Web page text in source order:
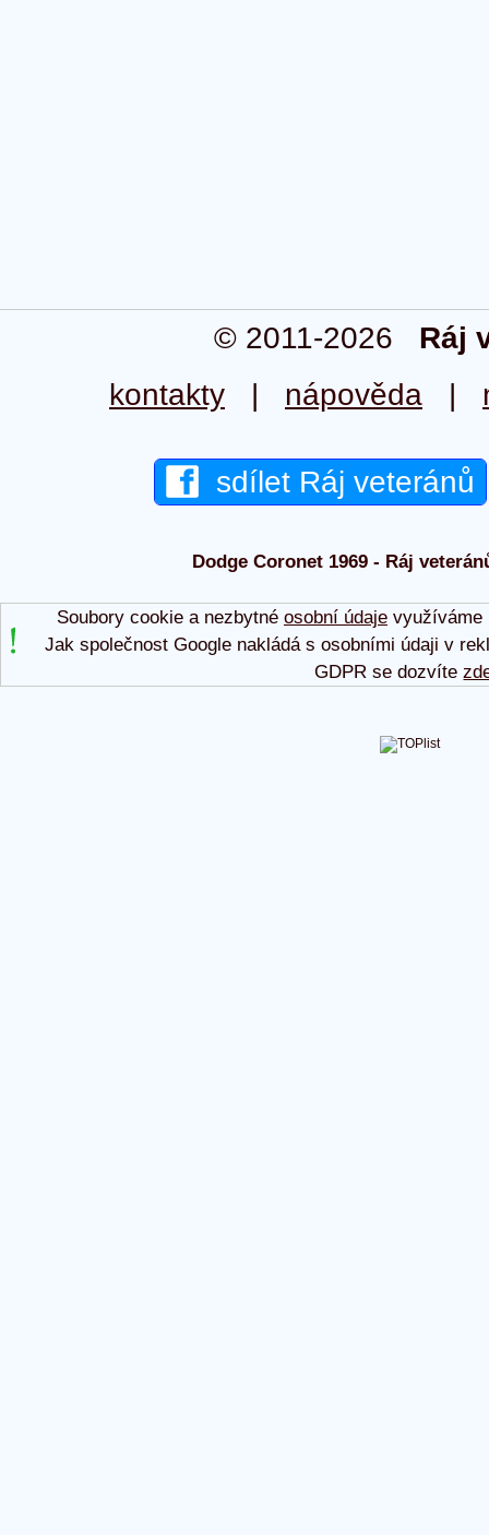
© 2011-2026 Ráj
kontakty | nápověda |
sdílet Ráj veteránů
Dodge Coronet 1969 - Ráj
Soubory cookie a nezbytné osobní údajevyužíváme
Jak společnost Google nakládá s osobními údaji v
GDPR se dozvíte